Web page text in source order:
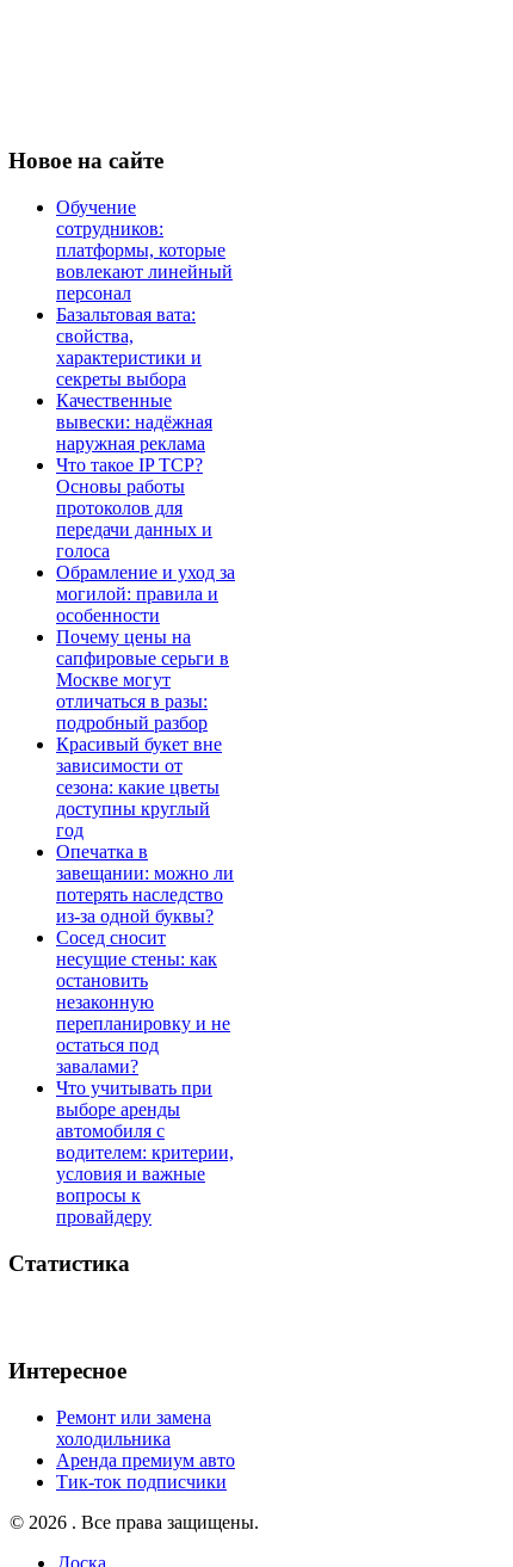
Новое на сайте
Обучение
сотрудников:
платформы, которые
вовлекают линейный
персонал
Базальтовая вата:
свойства,
характеристики и
секреты выбора
Качественные
вывески: надёжная
наружная реклама
Что такое IP TCP?
Основы работы
протоколов для
передачи данных и
голоса
Обрамление и уход за
могилой: правила и
особенности
Почему цены на
сапфировые серьги в
Москве могут
отличаться в разы:
подробный разбор
Красивый букет вне
зависимости от
сезона: какие цветы
доступны круглый
год
Опечатка в
завещании: можно ли
потерять наследство
из-за одной буквы?
Сосед сносит
несущие стены: как
остановить
незаконную
перепланировку и не
остаться под
завалами?
Что учитывать при
выборе аренды
автомобиля с
водителем: критерии,
условия и важные
вопросы к
провайдеру
Статистика
Интересное
Ремонт или замена
холодильника
Аренда премиум авто
Тик-ток подписчики
© 2026 . Все права защищены.
Доска